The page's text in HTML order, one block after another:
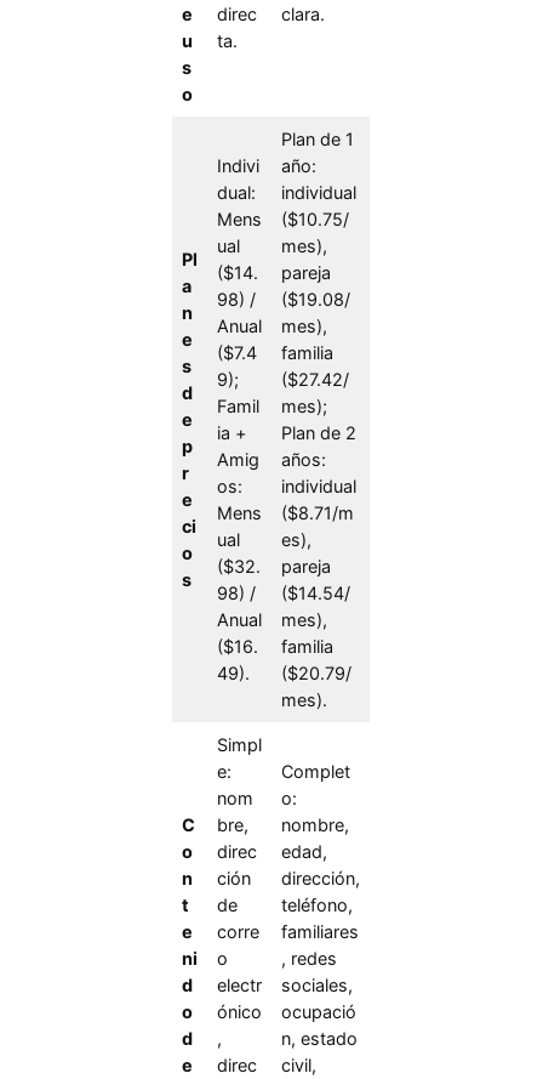
e
u
s
o
direc
ta.
clara.
Pl
a
n
e
s
d
e
p
r
e
ci
o
s
Indivi
dual:
Mens
ual
($14.
98) /
Anual
($7.4
9);
Famil
ia +
Amig
os:
Mens
ual
($32.
98) /
Anual
($16.
49).
Plan de 1
año:
individual
($10.75/
mes),
pareja
($19.08/
mes),
familia
($27.42/
mes);
Plan de 2
años:
individual
($8.71/m
es),
pareja
($14.54/
mes),
familia
($20.79/
mes).
C
o
n
t
e
ni
d
o
d
e
Simpl
e:
nom
bre,
direc
ción
de
corre
o
electr
ónico
,
direc
Complet
o:
nombre,
edad,
dirección,
teléfono,
familiares
, redes
sociales,
ocupació
n, estado
civil,